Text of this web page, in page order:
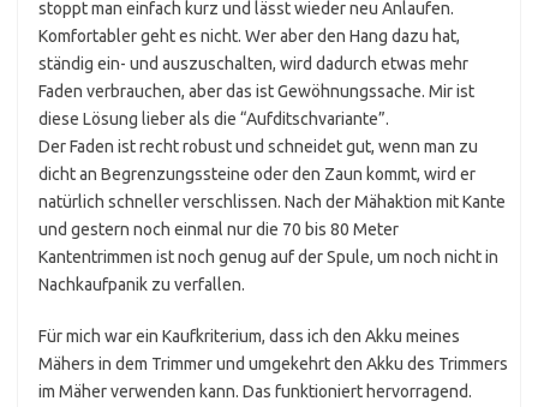
stoppt man einfach kurz und lässt wieder neu Anlaufen.
Komfortabler geht es nicht. Wer aber den Hang dazu hat,
ständig ein- und auszuschalten, wird dadurch etwas mehr
Faden verbrauchen, aber das ist Gewöhnungssache. Mir ist
diese Lösung lieber als die “Aufditschvariante”.
Der Faden ist recht robust und schneidet gut, wenn man zu
dicht an Begrenzungssteine oder den Zaun kommt, wird er
natürlich schneller verschlissen. Nach der Mähaktion mit Kante
und gestern noch einmal nur die 70 bis 80 Meter
Kantentrimmen ist noch genug auf der Spule, um noch nicht in
Nachkaufpanik zu verfallen.
Für mich war ein Kaufkriterium, dass ich den Akku meines
Mähers in dem Trimmer und umgekehrt den Akku des Trimmers
im Mäher verwenden kann. Das funktioniert hervorragend.